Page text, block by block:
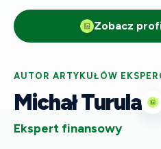
Zobacz
AUTOR ARTYKUŁÓW
Michał Turula
Ekspert finansowy